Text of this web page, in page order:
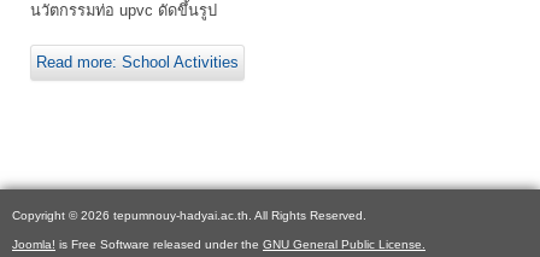
นวัตกรรมท่อ upvc ดัดขึ้นรูป
Read more: School Activities
Copyright © 2026 tepumnouy-hadyai.ac.th. All Rights Reserved.
Joomla! is Free Software released under the GNU General Public License.